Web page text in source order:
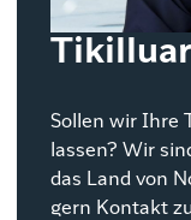
Sollen wir Ihre
lassen? Wir
das Land von
gern Kontakt